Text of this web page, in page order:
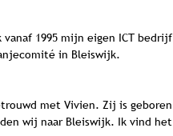
1995 mijn eigen ICT bedrijf
in Bleiswijk.
met Vivien. Zij is geboren
wij naar Bleiswijk. Ik vind het